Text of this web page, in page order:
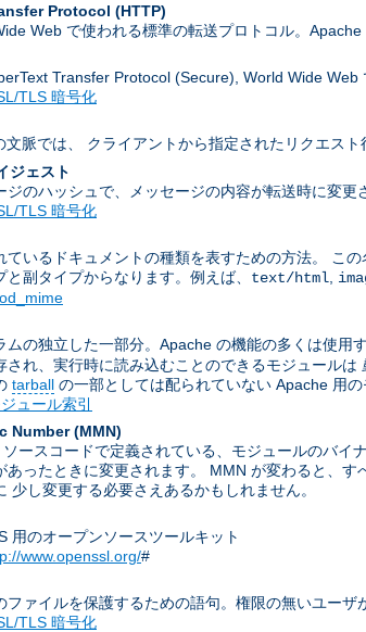
Protocol (HTTP)
Web で使われる標準の転送プロトコル。Apache
Transfer Protocol (Secure), World Wide
TLS 暗号化
文脈では、 クライアントから指定されたリクエス
ジェスト
ジのハッシュで、メッセージの内容が転送時に変更
TLS 暗号化
ているドキュメントの種類を表すための方法。 こ
と副タイプからなります。例えば、 text/html
ムの独立した一部分。Apache の機能の多くは使
され、実行時に読み込むことのできるモジュールは
tarball の一部としては配られていない Apache 用
ュール索引
Number(MMN)
ースコードで定義されている、モジュールのバイ
あったときに変更されます。 MMN が変わると、
少し変更する必要さえあるかもしれません。
用のオープンソースツールキット
www.openssl.org/#
ファイルを保護するための語句。権限の無いユーザ
TLS 暗号化